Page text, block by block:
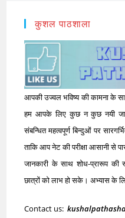
कुशल पाठशाला
आपकी उज्वल भविष्य की कामना के
हम आपके लिए कुछ न कुछ नयी
संबन्धित महत्वपूर्ण बिन्दुओं पर
ताकि आप नेट की परीक्षा आसानी से
जानकारी के साथ शोध-प्रारूप
छात्रों को लाभ हो सके। अभ्यास के
Contact us: